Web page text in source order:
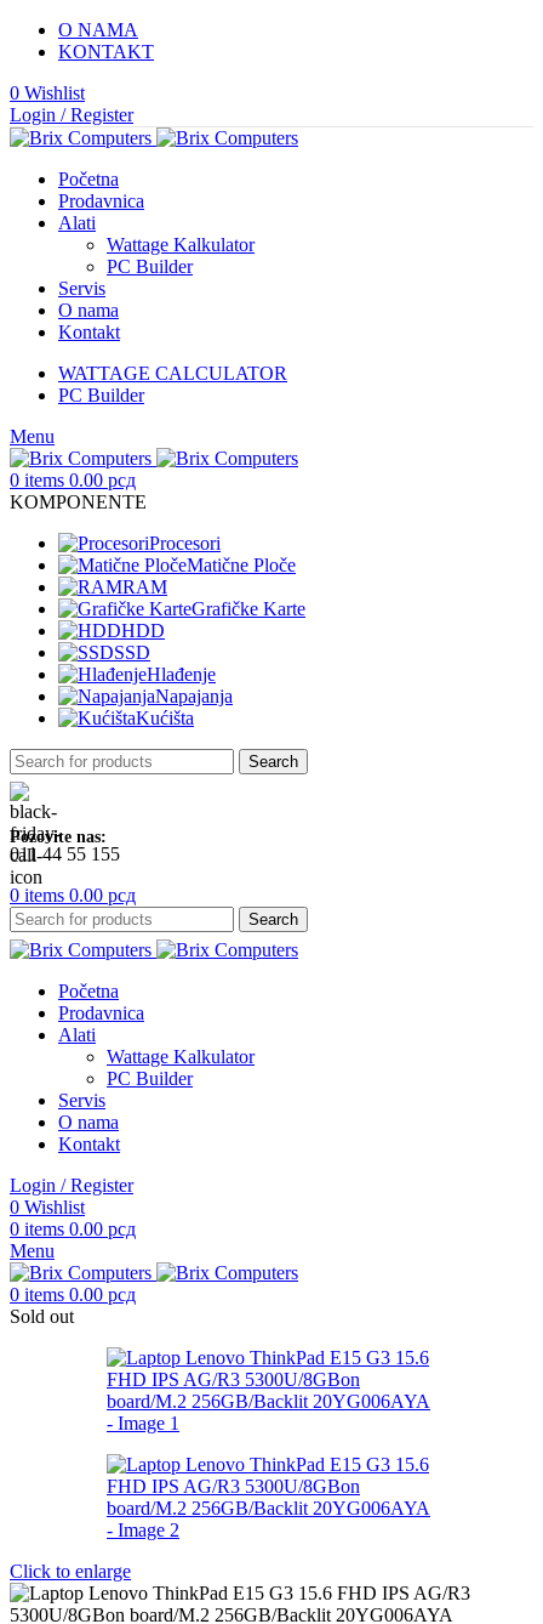
O NAMA
KONTAKT
0 Wishlist
Login / Register
Početna
Prodavnica
Alati
Wattage Kalkulator
PC Builder
Servis
O nama
Kontakt
WATTAGE CALCULATOR
PC Builder
Menu
0 items 0.00 рсд
KOMPONENTE
Procesori
Matične Ploče
RAM
Grafičke Karte
HDD
SSD
Hlađenje
Napajanja
Kućišta
Search
Pozovite nas:
011 44 55 155
0 items 0.00 рсд
Search
Početna
Prodavnica
Alati
Wattage Kalkulator
PC Builder
Servis
O nama
Kontakt
Login / Register
0 Wishlist
0 items 0.00 рсд
Menu
0 items 0.00 рсд
Sold out
Click to enlarge